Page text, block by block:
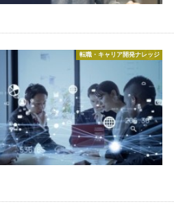
転職・キャリア開発ナレッジ